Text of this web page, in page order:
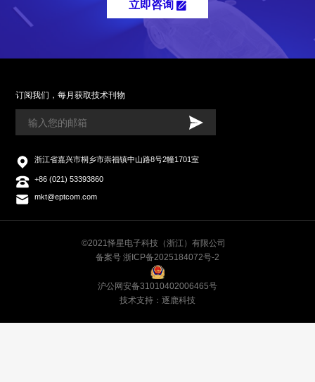
立即咨询
订阅我们，每月获取技术刊物
浙江省嘉兴市桐乡市崇福镇中山路8号2幢1701室
+86 (021) 53393860
mkt@eptcom.com
©2021怿星电子科技（浙江）有限公司
备案号 浙ICP备2025184072号-2
沪公网安备31010402006465号
技术支持：逐鹿科技